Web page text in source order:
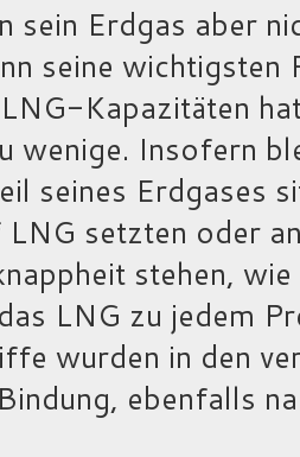
sein Erdgas aber
seine wichtigsten
Kapazitäten
wenige. Insofern
seines Erdgases
setzten oder
stehen,
LNG zu jedem
wurden in den
ebenfalls